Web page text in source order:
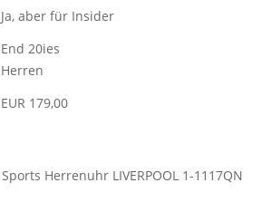
Ja, aber für Insider
End 20ies
Herren
EUR 179,00